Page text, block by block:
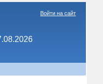
Войти на сайт